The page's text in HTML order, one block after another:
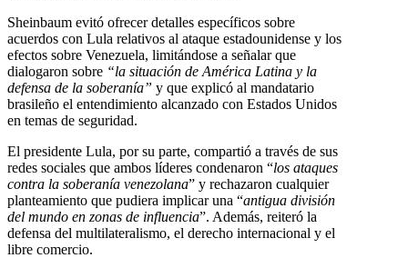
Sheinbaum evitó ofrecer detalles específicos sobre
acuerdos con Lula relativos al ataque estadounidense y los
efectos sobre Venezuela, limitándose a señalar que
dialogaron sobre “la situación de América Latina y la
defensa de la soberanía” y que explicó al mandatario
brasileño el entendimiento alcanzado con Estados Unidos
en temas de seguridad.
El presidente Lula, por su parte, compartió a través de sus
redes sociales que ambos líderes condenaron “los ataques
contra la soberanía venezolana” y rechazaron cualquier
planteamiento que pudiera implicar una “antigua división
del mundo en zonas de influencia”. Además, reiteró la
defensa del multilateralismo, el derecho internacional y el
libre comercio.